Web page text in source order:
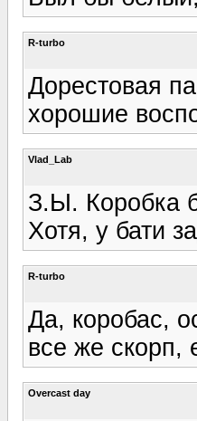
R-turbo
Дорестовая
хорошие
Vlad_Lab
З.Ы. Коробка
Хотя, у бати
R-turbo
Да, коробас,
все же скорп,
Overcast day